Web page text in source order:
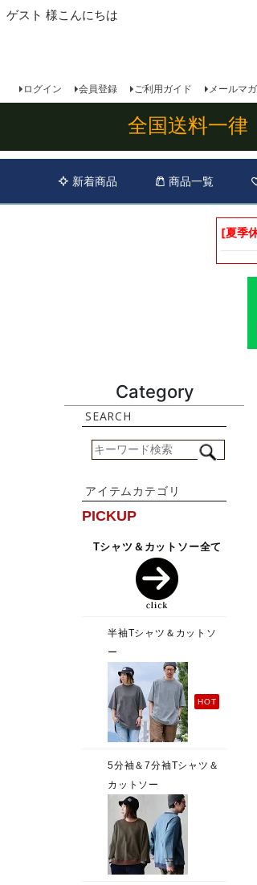
ゲスト 様こんにちは
ログイン 会員登録 ご利用ガイド メールマ
全国送料一
新着商品 商品一覧
[夏季
Category